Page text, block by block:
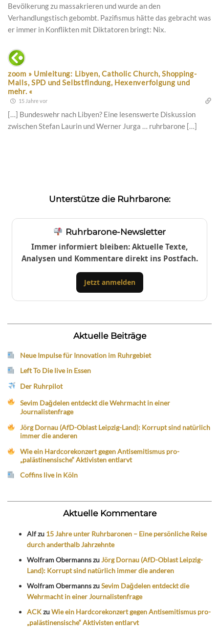
Bevölkerung zu massakrieren und wurde an den
Verhandlungstisch gebombt. Pazifismus hätte das gebracht was
er immer in Konflikten mit Diktatoren bringt: Nix.
zoom » Umleitung: Libyen, Catholic Church, Shopping-
Malls, SPD und Selbstfindung, Hexenverfolgung und
mehr. «
15 Jahre vor
[…] Bundeswehr nach Libyen? Eine lesenswerte Diskussion
zwischen Stefan Laurin und Werner Jurga … ruhrbarone […]
Unterstütze die Ruhrbarone:
Ruhrbarone-Newsletter
Immer informiert bleiben: Aktuelle Texte,
Analysen und Kommentare direkt ins Postfach.
Jetzt anmelden
Aktuelle Beiträge
Neue Impulse für Innovation im Ruhrgebiet
Left To Die live in Essen
Der Ruhrpilot
Sevim Dağdelen entdeckt die Wehrmacht in einer
Journalistenfrage
Jörg Dornau (AfD-Oblast Leipzig-Land): Korrupt sind natürlich
immer die anderen
Wie ein Hardcorekonzert gegen Antisemitismus pro-
„palästinensische“ Aktivisten entlarvt
Coffins live in Köln
Aktuelle Kommentare
Alfzu 15 Jahre unter Ruhrbaronen – Eine persönliche Reise
durch anderthalb Jahrzehnte
Wolfram ObermannszuJörg Dornau (AfD-Oblast Leipzig-
Land): Korrupt sind natürlich immer die anderen
Wolfram ObermannszuSevim Dağdelen entdeckt die
Wehrmacht in einer Journalistenfrage
ACKzuWie ein Hardcorekonzert gegen Antisemitismus pro-
„palästinensische“ Aktivisten entlarvt